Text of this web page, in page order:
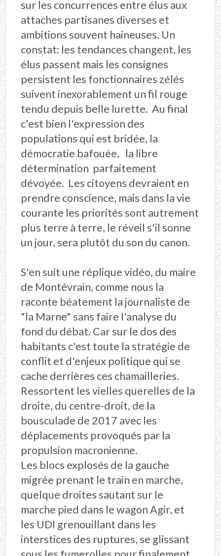
sur les concurrences entre élus aux
attaches partisanes diverses et
ambitions souvent haineuses. Un
constat: les tendances changent, les
élus passent mais les consignes
persistent les fonctionnaires zélés
suivent inexorablement un fil rouge
tendu depuis belle lurette. Au final
c'est bien l'expression des
populations qui est bridée, la
démocratie bafouée, la libre
détermination parfaitement
dévoyée. Les citoyens devraient en
prendre conscience, mais dans la vie
courante les priorités sont autrement
plus terre à terre, le réveil s'il sonne
un jour, sera plutôt du son du canon.
S'en suit une réplique vidéo, du maire
de Montévrain, comme nous la
raconte béatement la journaliste de
"la Marne" sans faire l'analyse du
fond du débat. Car sur le dos des
habitants c'est toute la stratégie de
conflit et d'enjeux politique qui se
cache derrières ces chamailleries.
Ressortent les vielles querelles de la
droite, du centre-droit, de la
bousculade de 2017 avec les
déplacements provoqués par la
propulsion macronienne.
Les blocs explosés de la gauche
migrée prenant le train en marche,
quelque droites sautant sur le
marche pied dans le wagon Agir, et
les UDI grenouillant dans les
interstices des ruptures, se glissant